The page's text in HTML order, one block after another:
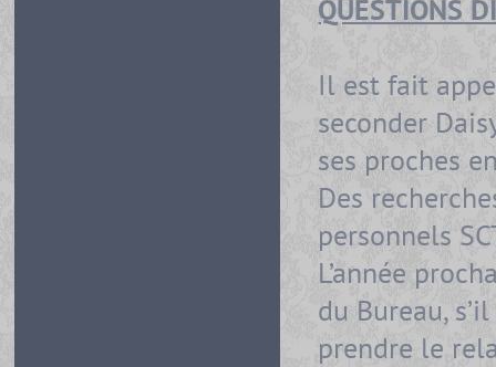
QUESTIONS
Il est fait
seconder
ses proches
Des
personnels
L’année
du Bureau,
prendre le